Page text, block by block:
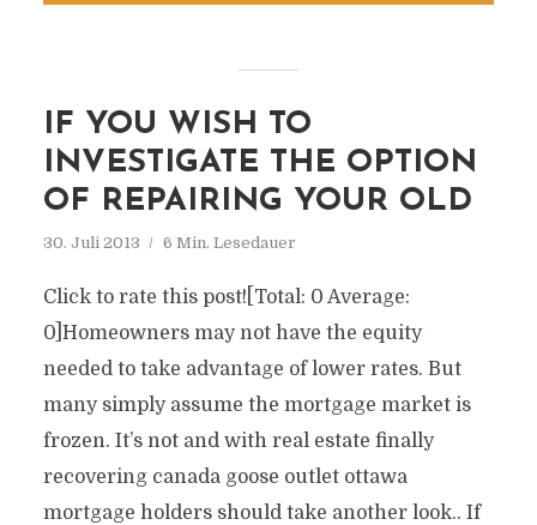
IF YOU WISH TO
INVESTIGATE THE OPTION
OF REPAIRING YOUR OLD
30. Juli 2013 6 Min. Lesedauer
Click to rate this post![Total: 0 Average:
0]Homeowners may not have the equity
needed to take advantage of lower rates. But
many simply assume the mortgage market is
frozen. It’s not and with real estate finally
recovering canada goose outlet ottawa
mortgage holders should take another look.. If